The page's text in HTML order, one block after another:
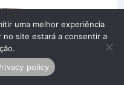
uma melhor experiência
no site estará a consentir a
policy